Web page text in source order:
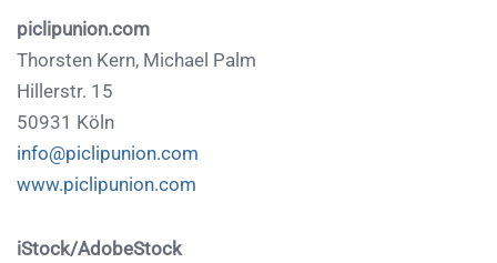
piclipunion.com
Thorsten Kern, Michael Palm
Hillerstr. 15
50931 Köln
info@piclipunion.com
www.piclipunion.com
iStock/AdobeStock